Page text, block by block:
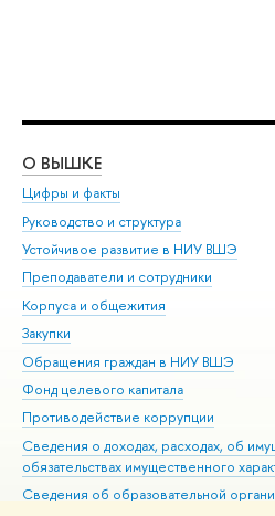
О ВЫШКЕ
Цифры и факты
Руководство и структура
Устойчивое развитие в НИУ ВШЭ
Преподаватели и сотрудники
Корпуса и общежития
Закупки
Обращения граждан в НИУ ВШЭ
Фонд целевого капитала
Противодействие коррупции
Сведения о доходах, расходах, об
обязательствах имущественного
Сведения об образовательной